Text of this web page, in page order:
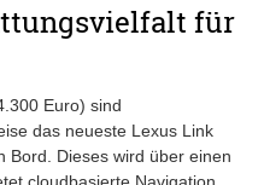
für
Euro) sind
das neueste Lexus Link
Bord. Dieses wird über einen
cloudbasierte Navigation